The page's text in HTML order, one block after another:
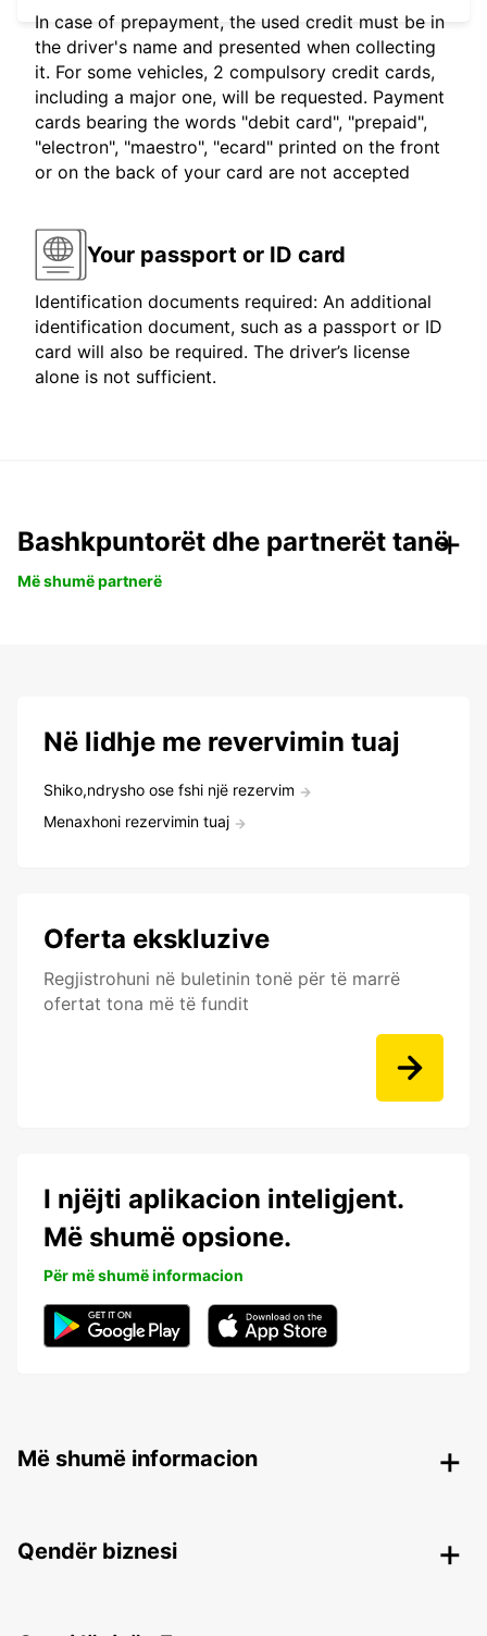
In case of prepayment, the used credit must be in
the driver's name and presented when collecting
it. For some vehicles, 2 compulsory credit cards,
including a major one, will be requested. Payment
cards bearing the words "debit card", "prepaid",
"electron", "maestro", "ecard" printed on the front
or on the back of your card are not accepted
Your passport or ID card
Identification documents required: An additional
identification document, such as a passport or ID
card will also be required. The driver’s license
alone is not sufficient.
Bashkpuntorët dhe partnerët tanë
Më shumë partnerë
Në lidhje me revervimin tuaj
Shiko,ndrysho ose fshi një rezervim
Menaxhoni rezervimin tuaj
Oferta ekskluzive
Regjistrohuni në buletinin tonë për të marrë
ofertat tona më të fundit
I njëjti aplikacion inteligjent.
Më shumë opsione.
Për më shumë informacion
Më shumë informacion
Qendër biznesi